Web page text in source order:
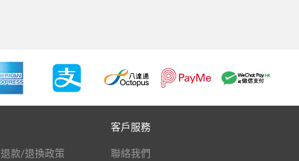
退款/退換政策
客戶服務
聯絡我們